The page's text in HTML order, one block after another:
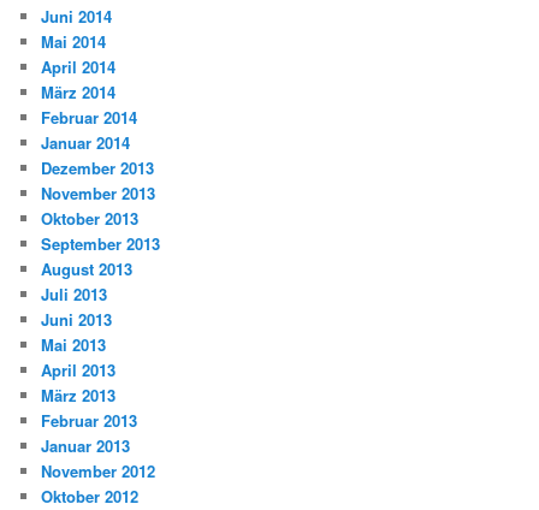
Juni 2014
Mai 2014
April 2014
März 2014
Februar 2014
Januar 2014
Dezember 2013
November 2013
Oktober 2013
September 2013
August 2013
Juli 2013
Juni 2013
Mai 2013
April 2013
März 2013
Februar 2013
Januar 2013
November 2012
Oktober 2012